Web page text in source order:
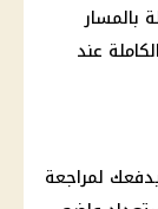
بالمسار
عند
لمراجعة